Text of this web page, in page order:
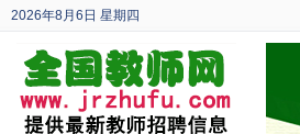
2026年8月6日 星期四
丙午年 六月廿四